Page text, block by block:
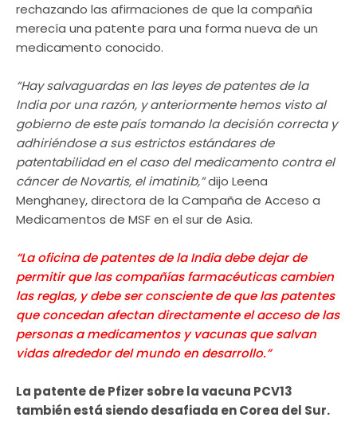
rechazando las afirmaciones de que la compañía
merecía una patente para una forma nueva de un
medicamento conocido.
“Hay salvaguardas en las leyes de patentes de la
India por una razón, y anteriormente hemos visto al
gobierno de este país tomando la decisión correcta y
adhiriéndose a sus estrictos estándares de
patentabilidad en el caso del medicamento contra el
cáncer de Novartis, el imatinib,”dijo Leena
Menghaney, directora de la Campaña de Acceso a
Medicamentos de MSF en el sur de Asia.
“La oficina de patentes de la India debe dejar de
permitir que las compañías farmacéuticas cambien
las reglas, y debe ser consciente de que las patentes
que concedan afectan directamente el acceso de las
personas a medicamentos y vacunas que salvan
vidas alrededor del mundo en desarrollo.”
La patente de Pfizer sobre la vacuna PCV13
también está siendo desafiada en Corea del Sur.